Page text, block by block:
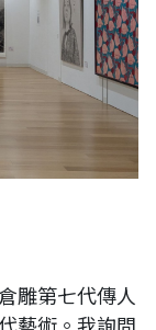
雕第七代傳人